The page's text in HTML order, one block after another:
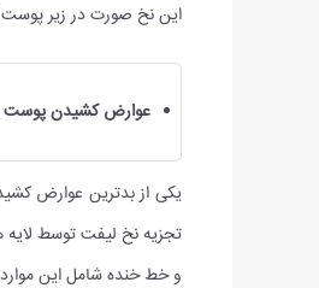
این نخ‌ صورت در زیر
عوارض کشیدن
یکی از بدترین عوارض
تجزیه نخ لیفت توسط
و خط خنده شامل این